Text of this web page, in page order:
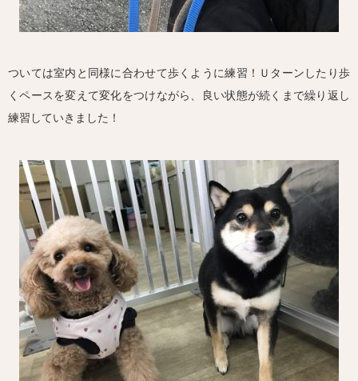
ついては室内と同様に合わせて歩くように練習！Ｕターンしたり歩
くペースを変えて変化をつけながら、良い状態が続くまで繰り返し
練習していきました！